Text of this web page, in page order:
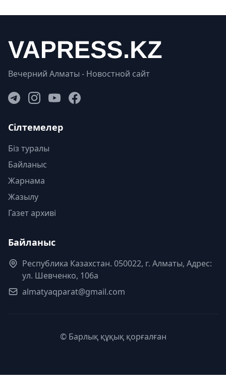
Вечерний Алматы - Новостной сайт
Сілтемелер
Біз туралы
Байланыс
Жарнама
Жазылу
Газет архиві
Байланыс
Республика Казахстан. 050022, г. Алматы, Адрес:
ул. Шевченко, 106а
almatyaqparat@gmail.com
© Барлық құқық қорғалған